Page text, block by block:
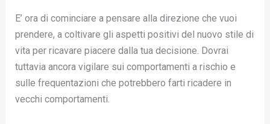
E’ ora di cominciare a pensare alla direzione che vuoi
prendere, a coltivare gli aspetti positivi del nuovo stile di
vita per ricavare piacere dalla tua decisione. Dovrai
tuttavia ancora vigilare sui comportamenti a rischio e
sulle frequentazioni che potrebbero farti ricadere in
vecchi comportamenti.